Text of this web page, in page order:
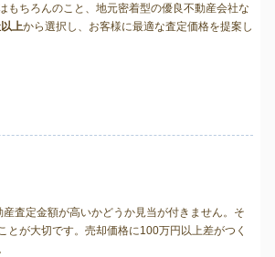
もちろんのこと、地元密着型の優良不動産会社な
上から選択し、お客様に最適な査定価格を提案し
査定金額が高いかどうか見当が付きません。そ
とが大切です。売却価格に100万円以上差がつく